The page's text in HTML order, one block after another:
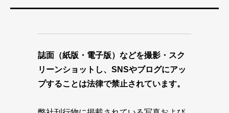
誌面（紙版・電子版）などを撮影・スク
リーンショットし、SNSやブログにアッ
プすることは法律で禁止されています。